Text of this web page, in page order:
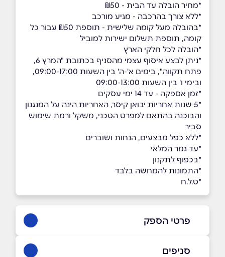
*מחיר הובלה עד הבית - ₪50
*ללא צורך בהרכבה - מגיע מורכב
*בהובלה מעל קומה שלישית - תוספת ₪50 עבור כל
קומה, תוספת תשלום ישירות למוביל
*הובלה לכל חלקי הארץ
*ניתן לבצע איסוף עצמי מהסניף בכתובת "המרץ 6,
פתח תקווה", בימים א'-ה' בין השעות 09:00-17:00,
ובימי ו' בין השעות 09:00-13:00
*זמן אספקה - עד 14 ימי עסקים
*5 שנות אחריות יבואן קיסר, האחריות הינה על המנגנון
והבוכנה בהתאם למפרט הטכני, משקל ורמת שימוש
סביר
*ללא כפל מבצעים, הנחות ושוברים
*עד גמר המלאי
*בכפוף לתקנון
*התמונות להמחשה בלבד
*ט.ל.ח
פרטי הספק
סניפים